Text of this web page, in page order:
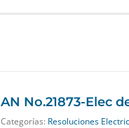
AN No.21873-Elec
Categorías: Resoluciones